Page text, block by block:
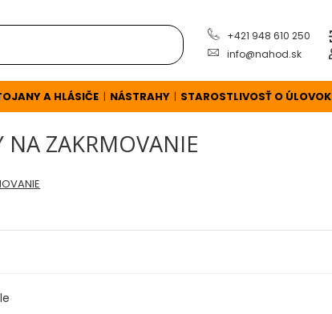
+421 948 610 250
info@nahod.sk
A HLÁSIČE | NÁSTRAHY | STAROSTLIVOSŤ O ÚLOVOK
NA ZAKRMOVANIE